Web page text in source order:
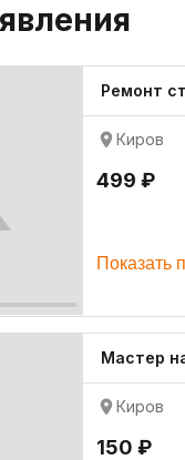
Ремонт
Киров
499 ₽
Показать
Мастер
Киров
150 ₽